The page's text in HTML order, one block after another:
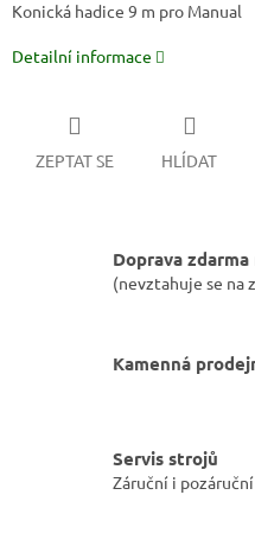
Konická hadice 9 m pro Manual
Detailní informace
ZEPTAT SE HLÍDAT
Doprava
(nevztahuje se na
Kamenná
Servis strojů
Záruční i pozáruční